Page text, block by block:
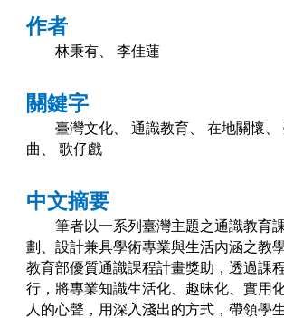
作者
林秉有、 李佳蓮
關鍵字
臺灣文化、 通識教育、 在地關懷、
曲、
歌仔戲
中文摘要
筆者以一系列臺灣主題之通識教育
劃、設計兼具學術專業與生活內涵之教
教育部優質通識課程計畫獎助，透過課
行，將專業知識生活化、趣昧化、實用
人的心聲，用深入淺出的方式，帶領學